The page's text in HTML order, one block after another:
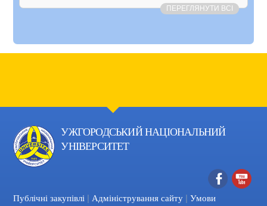
ПЕРЕГЛЯНУТИ ВСІ
УЖГОРОДСЬКИЙ НАЦІОНАЛЬНИЙ
УНІВЕРСИТЕТ
Facebook
Публічні закупівлі | Адміністрування сайту | Умови